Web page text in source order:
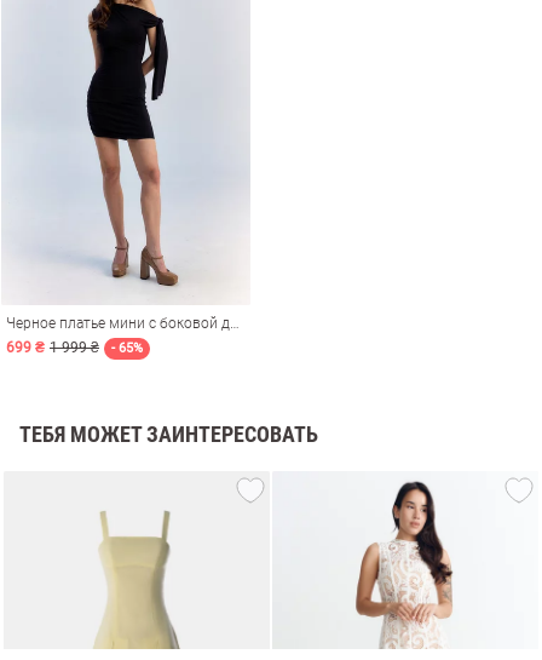
Черное платье мини с боковой драпировкой
699 ₴ 1 999 ₴ - 65%
ТЕБЯ МОЖЕТ ЗАИНТЕРЕСОВАТЬ